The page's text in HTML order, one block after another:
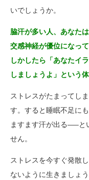
いでしょうか。
脇汗が多い人、あなた
交感神経が優位になっ
しかしたら「あなたイ
しましょうよ」という
ストレスがたまってし
す。すると睡眠不足に
ますます汗が出る—–と
せん。
ストレスを今すぐ発散
ないように生きましょ